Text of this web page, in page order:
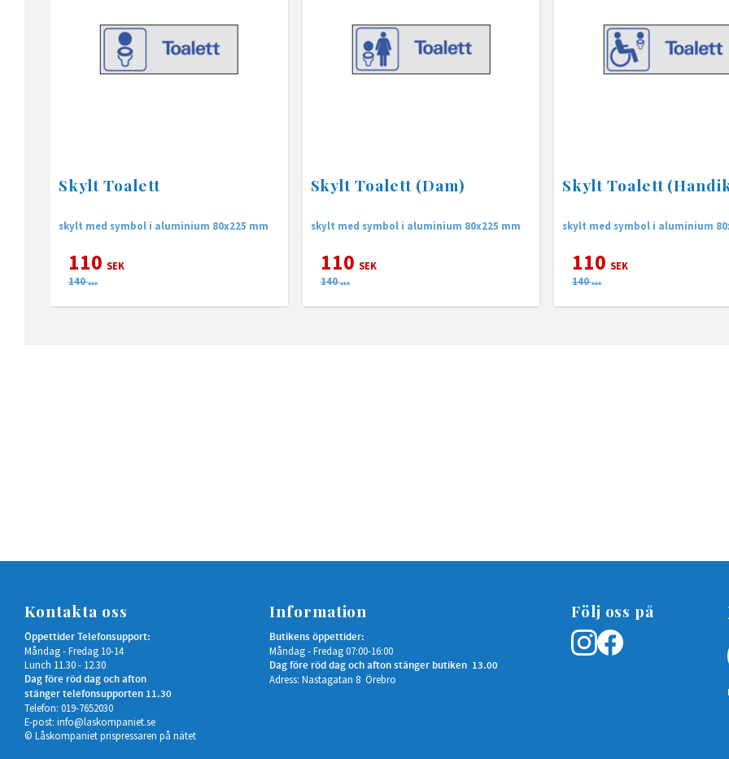
Skylt Toalett
skylt med symbol i aluminium 80x225 mm
110 SEK
140 SEK
Skylt Toalett (Dam)
skylt med symbol i aluminium 80x225 mm
110 SEK
140 SEK
Skylt Toalett
skylt med symbol i aluminium
110 SEK
140 SEK
Kontakta oss
Öppettider Telefonsupport:
Måndag - Fredag 10-14
Lunch 11.30 - 12.30
Dag före röd dag och afton
stänger telefonsupporten 11.30
Telefon: 019-7652030
E-post: info@laskompaniet.se
© Låskompaniet prispressaren på nätet
Information
Butikens öppettider:
Måndag - Fredag 07:00-16:00
Dag före röd dag och afton stänger butiken 13.00
Adress: Nastagatan 8 Örebro
Följ oss på